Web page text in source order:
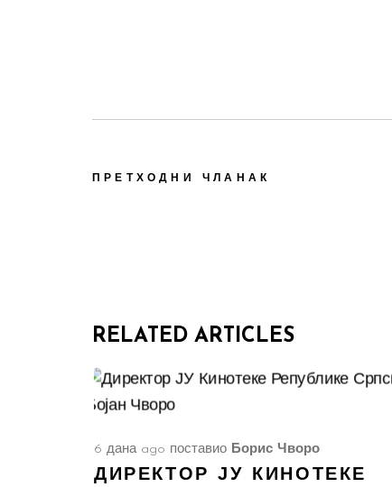
ПРЕТХОДНИ ЧЛАНАК
RELATED ARTICLES
6 дана ago поставио Борис Чворо
ДИРЕКТОР ЈУ КИНОТЕКЕ